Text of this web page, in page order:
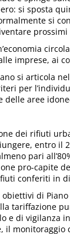
si sposta
si
prossimi
imprese, ai
si articola
per
delle aree
dei rifiuti
entro il
pari
pro-capite
conferiti in
di
tariffazione
e di vigilanza
il